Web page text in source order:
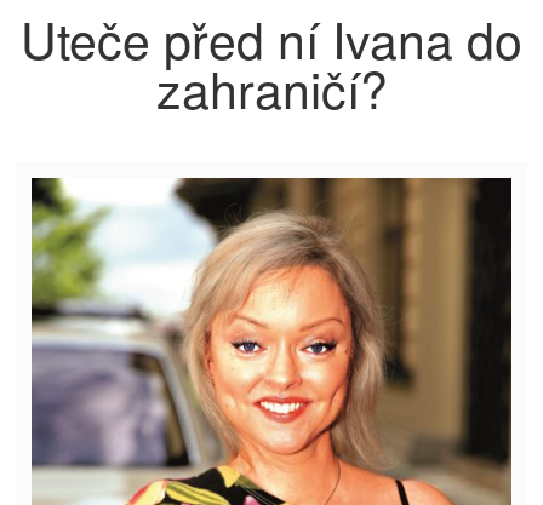
Uteče před ní Ivana do
zahraničí?